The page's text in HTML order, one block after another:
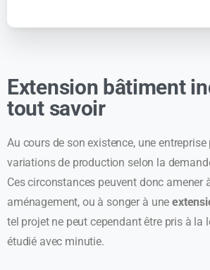
Extension bâtiment
tout savoir
Au cours de son existence, une
variations de production selon la
Ces circonstances peuvent donc amener
aménagement, ou à songer à une
tel projet ne peut cependant être pris à la
étudié avec minutie.